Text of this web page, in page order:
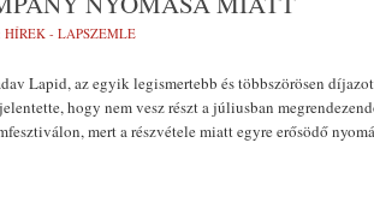
HÍREK - LAPSZEMLE
Lapid, az egyik legismertebb és többszörösen
hogy nem vesz részt a júliusban
mert a részvétele miatt egyre erősödő